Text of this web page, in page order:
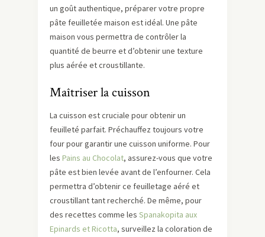
un goût authentique, préparer votre propre
pâte feuilletée maison est idéal. Une pâte
maison vous permettra de contrôler la
quantité de beurre et d’obtenir une texture
plus aérée et croustillante.
Maîtriser la cuisson
La cuisson est cruciale pour obtenir un
feuilleté parfait. Préchauffez toujours votre
four pour garantir une cuisson uniforme. Pour
les Pains au Chocolat, assurez-vous que votre
pâte est bien levée avant de l’enfourner. Cela
permettra d’obtenir ce feuilletage aéré et
croustillant tant recherché. De même, pour
des recettes comme les Spanakopita aux
Epinards et Ricotta, surveillez la coloration de